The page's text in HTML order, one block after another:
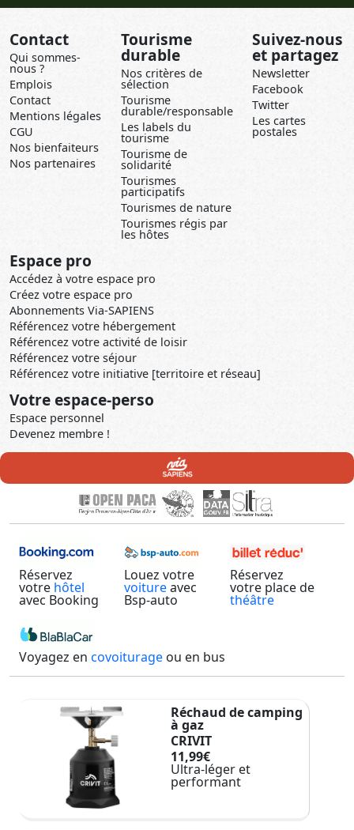
Contact
Qui sommes-
nous ?
Emplois
Contact
Mentions légales
CGU
Nos bienfaiteurs
Nos partenaires
Tourisme
durable
Nos critères de
sélection
Tourisme
durable/responsable
Les labels du
tourisme
Tourisme de
solidarité
Tourismes
participatifs
Tourismes de nature
Tourismes régis par
les hôtes
Suivez-nous
et partagez
Newsletter
Facebook
Twitter
Les cartes
postales
Espace pro
Accédez à votre espace pro
Créez votre espace pro
Abonnements Via-SAPIENS
Référencez votre hébergement
Référencez votre activité de loisir
Référencez votre séjour
Référencez votre initiative [territoire et réseau]
Votre espace-perso
Espace personnel
Devenez membre !
Réservez
votre hôtel
avec Booking
Louez votre
voitureavec
Bsp-auto
Réservez
votre place de
théâtre
Voyagez en covoiturage ou en bus
Réchaud de camping
à gaz
CRIVIT
11,99€
Ultra-léger et
performant